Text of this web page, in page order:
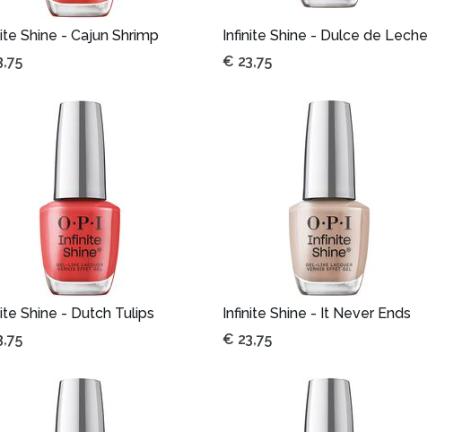
Shine - Cajun Shrimp
Infinite Shine - Dulce de Leche
€ 23,75
Shine - Dutch Tulips
Infinite Shine - It Never Ends
€ 23,75